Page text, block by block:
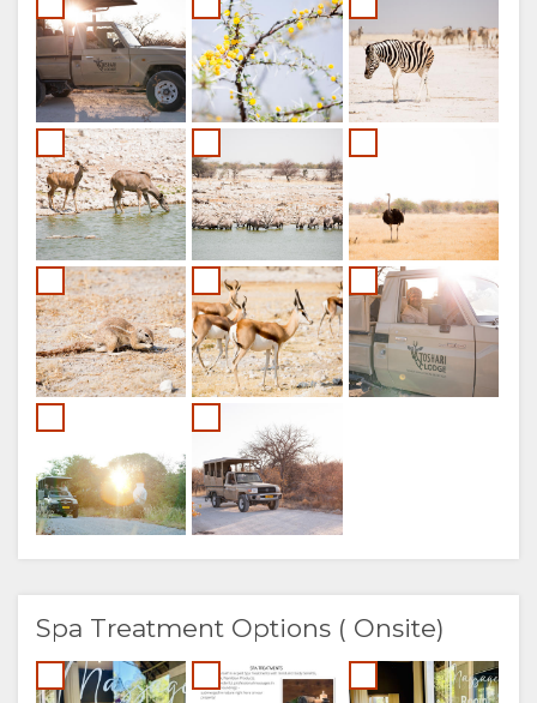
Spa Treatment Options ( Onsite)